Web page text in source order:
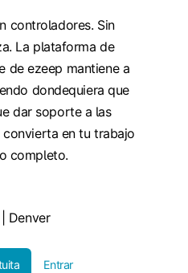
controladores. Sin
La plataforma de
de ezeep mantiene a
dondequiera que
dar soporte a las
convierta en tu trabajo
completo.
Denver
Entrar